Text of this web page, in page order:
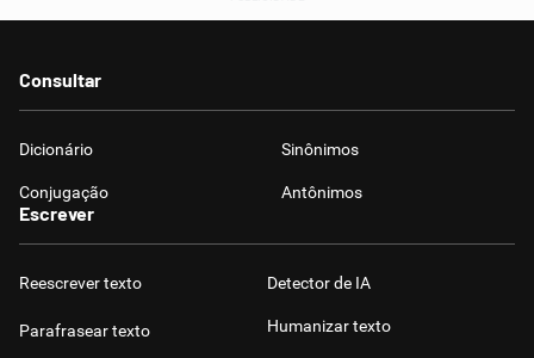
Consultar
Dicionário Sinônimos
Conjugação Antônimos
Escrever
Reescrever texto
Parafrasear texto
Detector de IA
Humanizar texto